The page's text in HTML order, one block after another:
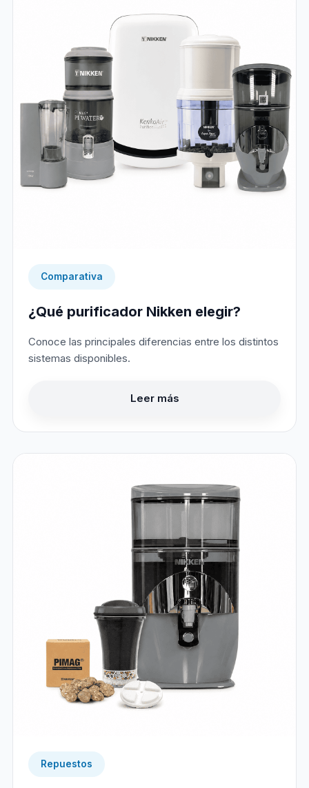
Comparativa
¿Qué purificador Nikken elegir?
Conoce las principales diferencias entre los distintos
sistemas disponibles.
Leer más
Repuestos